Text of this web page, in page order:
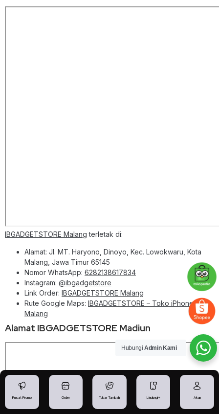
IBGADGETSTORE Malang terletak di:
Alamat: Jl. MT. Haryono, Dinoyo, Kec. Lowokwaru, Kota
Malang, Jawa Timur 65145
Nomor WhatsApp: 6282138617834
Instagram: @ibgadgetstore
Link Order: IBGADGETSTORE Malang
Rute Google Maps: IBGADGETSTORE – Toko iPhone
Malang
Alamat IBGADGETSTORE Madiun
Pusat Promo Order Tukar Tambah Lindungi+ Akun
Hubungi Admin Kami